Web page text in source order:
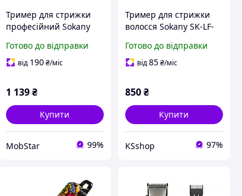
Тример для стрижки
професійний Sokany
акумуляторний з
насадками, мідний
Готово до відправки
від 190 ₴/міс
1 139 ₴
Купити
MobStar 99%
Тример для стрижки
волосся Sokany SK-LF-
Зелений
Готово до відправки
від85₴/міс
850₴
Купити
KSshop 97%